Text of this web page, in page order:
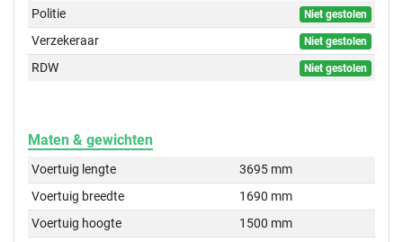
Politie
Niet gestolen
Verzekeraar Niet gestolen
RDW Niet gestolen
Maten & gewichten
Voertuig lengte
3695 mm
Voertuig breedte
1690 mm
Voertuig hoogte
1500 mm